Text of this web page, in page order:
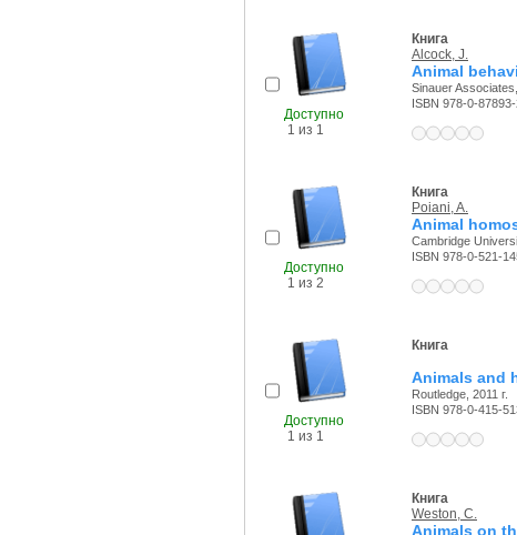
Доступно
1 из 1
Книга
Alcock, J.
Animal
Sinauer
ISBN 978-0-
Доступно
1 из 2
Книга
Poiani, A.
Animal
Cambridge
ISBN 978-0-521-
Доступно
1 из 1
Книга
Animals and
Routledge, 2011 г.
ISBN 978-0-415-
Книга
Weston, C.
Animals on